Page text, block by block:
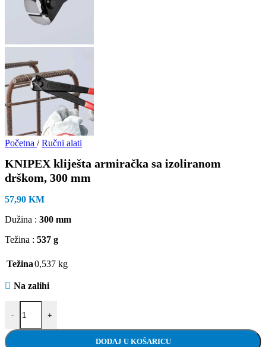
Početna / Ručni alati
KNIPEX kliješta armiračka sa izoliranom
drškom, 300 mm
57,90 KM
Dužina : 300 mm
Težina : 537 g
Težina0,537 kg
Na zalihi
-
KNIPEX kliješta armiračka sa izoliranom drškom, 300 mm količina
+
DODAJ U KOŠARICU